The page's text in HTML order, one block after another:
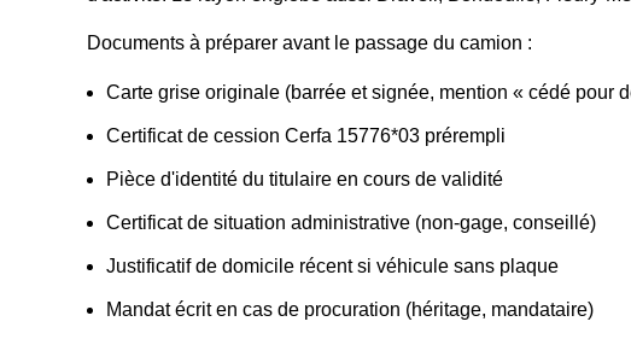
Documents à préparer avant le passage du camion :
Carte grise originale (barrée et signée, mention « cédé pour
Certificat de cession Cerfa 15776*03 prérempli
Pièce d'identité du titulaire en cours de validité
Certificat de situation administrative (non-gage, conseillé)
Justificatif de domicile récent si véhicule sans plaque
Mandat écrit en cas de procuration (héritage, mandataire)